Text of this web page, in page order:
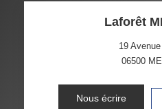
Laforêt
19
06500
Nous écrire